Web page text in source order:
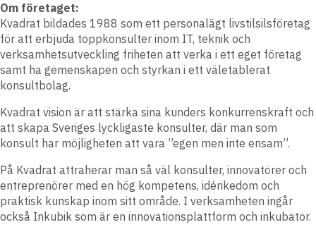
Om företaget:
Kvadrat bildades 1988 som ett personalägt livstilsilsföretag
för att erbjuda toppkonsulter inom IT, teknik och
verksamhetsutveckling friheten att verka i ett eget företag
samt ha gemenskapen och styrkan i ett väletablerat
konsultbolag.
Kvadrat vision är att stärka sina kunders konkurrenskraft och
att skapa Sveriges lyckligaste konsulter, där man som
konsult har möjligheten att vara ”egen men inte ensam”.
På Kvadrat attraherar man så väl konsulter, innovatörer och
entreprenörer med en hög kompetens, idérikedom och
praktisk kunskap inom sitt område. I verksamheten ingår
också Inkubik som är en innovationsplattform och inkubator.